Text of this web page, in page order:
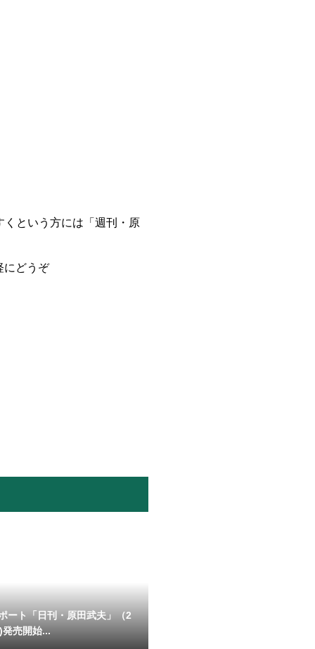
くという方には「週刊・原
にどうぞ
ート「日刊・原田武夫」（2
発売開始...